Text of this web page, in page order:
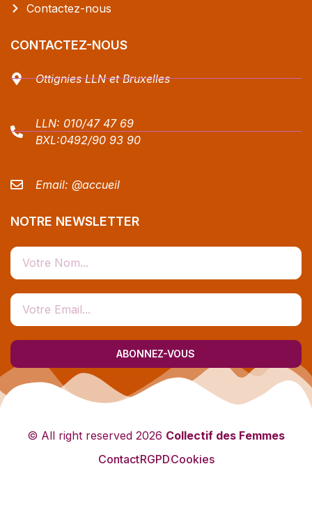
Contactez-nous
CONTACTEZ-NOUS
Ottignies LLN et Bruxelles
LLN: 010/47 47 69
BXL:0492/90 93 90
Email: @accueil
NOTRE NEWSLETTER
ABONNEZ-VOUS
© All right reserved 2026 Collectif des Femmes
ContactRGPDCookies